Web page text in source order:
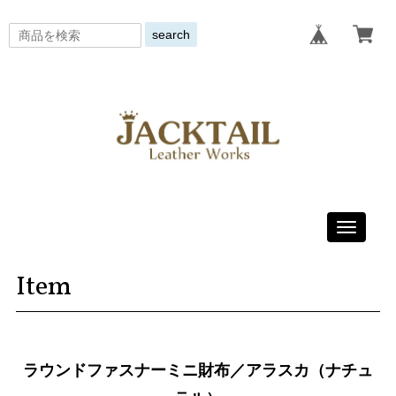
search
Toggle
Item
ラウンドファスナーミニ財布／アラスカ（ナチュ